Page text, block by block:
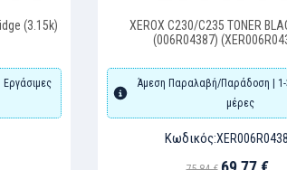
(3.15k)
XEROX C230/C235 TONER
(006R04387)
Άμεση Παραλαβή/Παράδοση | 1-
μέρες
Κωδικός: